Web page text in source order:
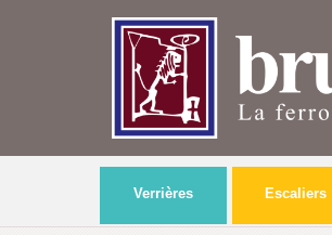
Verrières Escaliers